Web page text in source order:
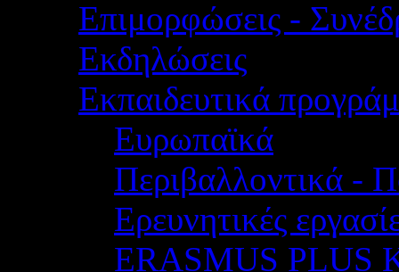
Επιμορφώσεις -
Εκδηλώσεις
Εκπαιδευτικά
Ευρωπαϊκά
Περιβαλλοντικά -
Ερευνητικές
ERASMUS PLUS